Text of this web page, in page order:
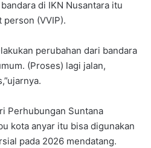
di IKN Nusantara itu
(VVIP).
perubahan dari bandara
(Proses) lagi jalan,
Perhubungan Suntana
kota anyar itu bisa digunakan
pada 2026 mendatang.